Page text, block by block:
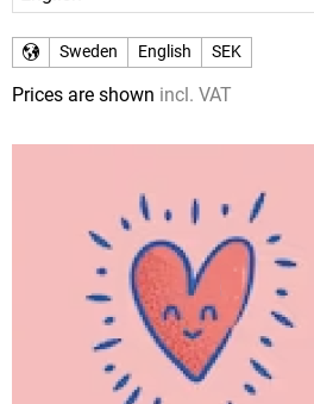
Sweden English SEK
Prices are shown incl. VAT